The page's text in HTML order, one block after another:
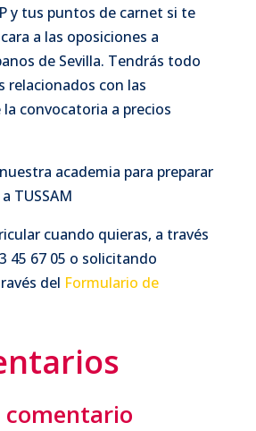
y tus puntos de carnet si te
a las oposiciones a
de Sevilla. Tendrás todo
relacionados con las
la convocatoria a precios
academia para preparar
TUSSAM
cuando quieras, a través
45 67 05 o solicitando
del Formulario de
comentario